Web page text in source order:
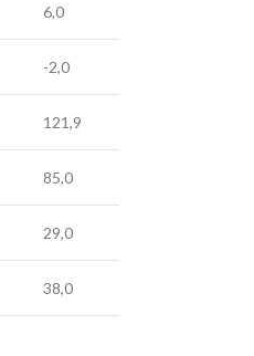
6,0
-2,0
121,9
85,0
29,0
38,0